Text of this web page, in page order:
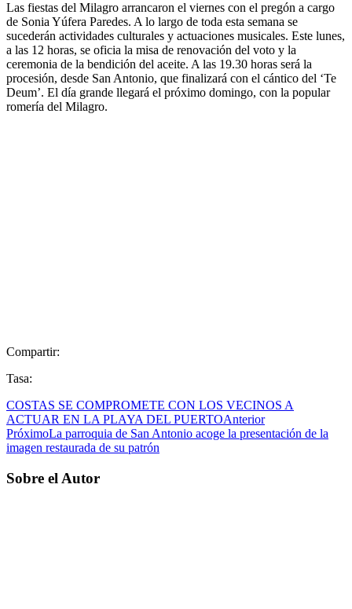
Las fiestas del Milagro arrancaron el viernes con el pregón a cargo
de Sonia Yúfera Paredes. A lo largo de toda esta semana se
sucederán actividades culturales y actuaciones musicales. Este lunes,
a las 12 horas, se oficia la misa de renovación del voto y la
ceremonia de la bendición del aceite. A las 19.30 horas será la
procesión, desde San Antonio, que finalizará con el cántico del ‘Te
Deum’. El día grande llegará el próximo domingo, con la popular
romería del Milagro.
Compartir:
Tasa:
COSTAS SE COMPROMETE CON LOS VECINOS A
ACTUAR EN LA PLAYA DEL PUERTOAnterior
PróximoLa parroquia de San Antonio acoge la presentación de la
imagen restaurada de su patrón
Sobre el Autor